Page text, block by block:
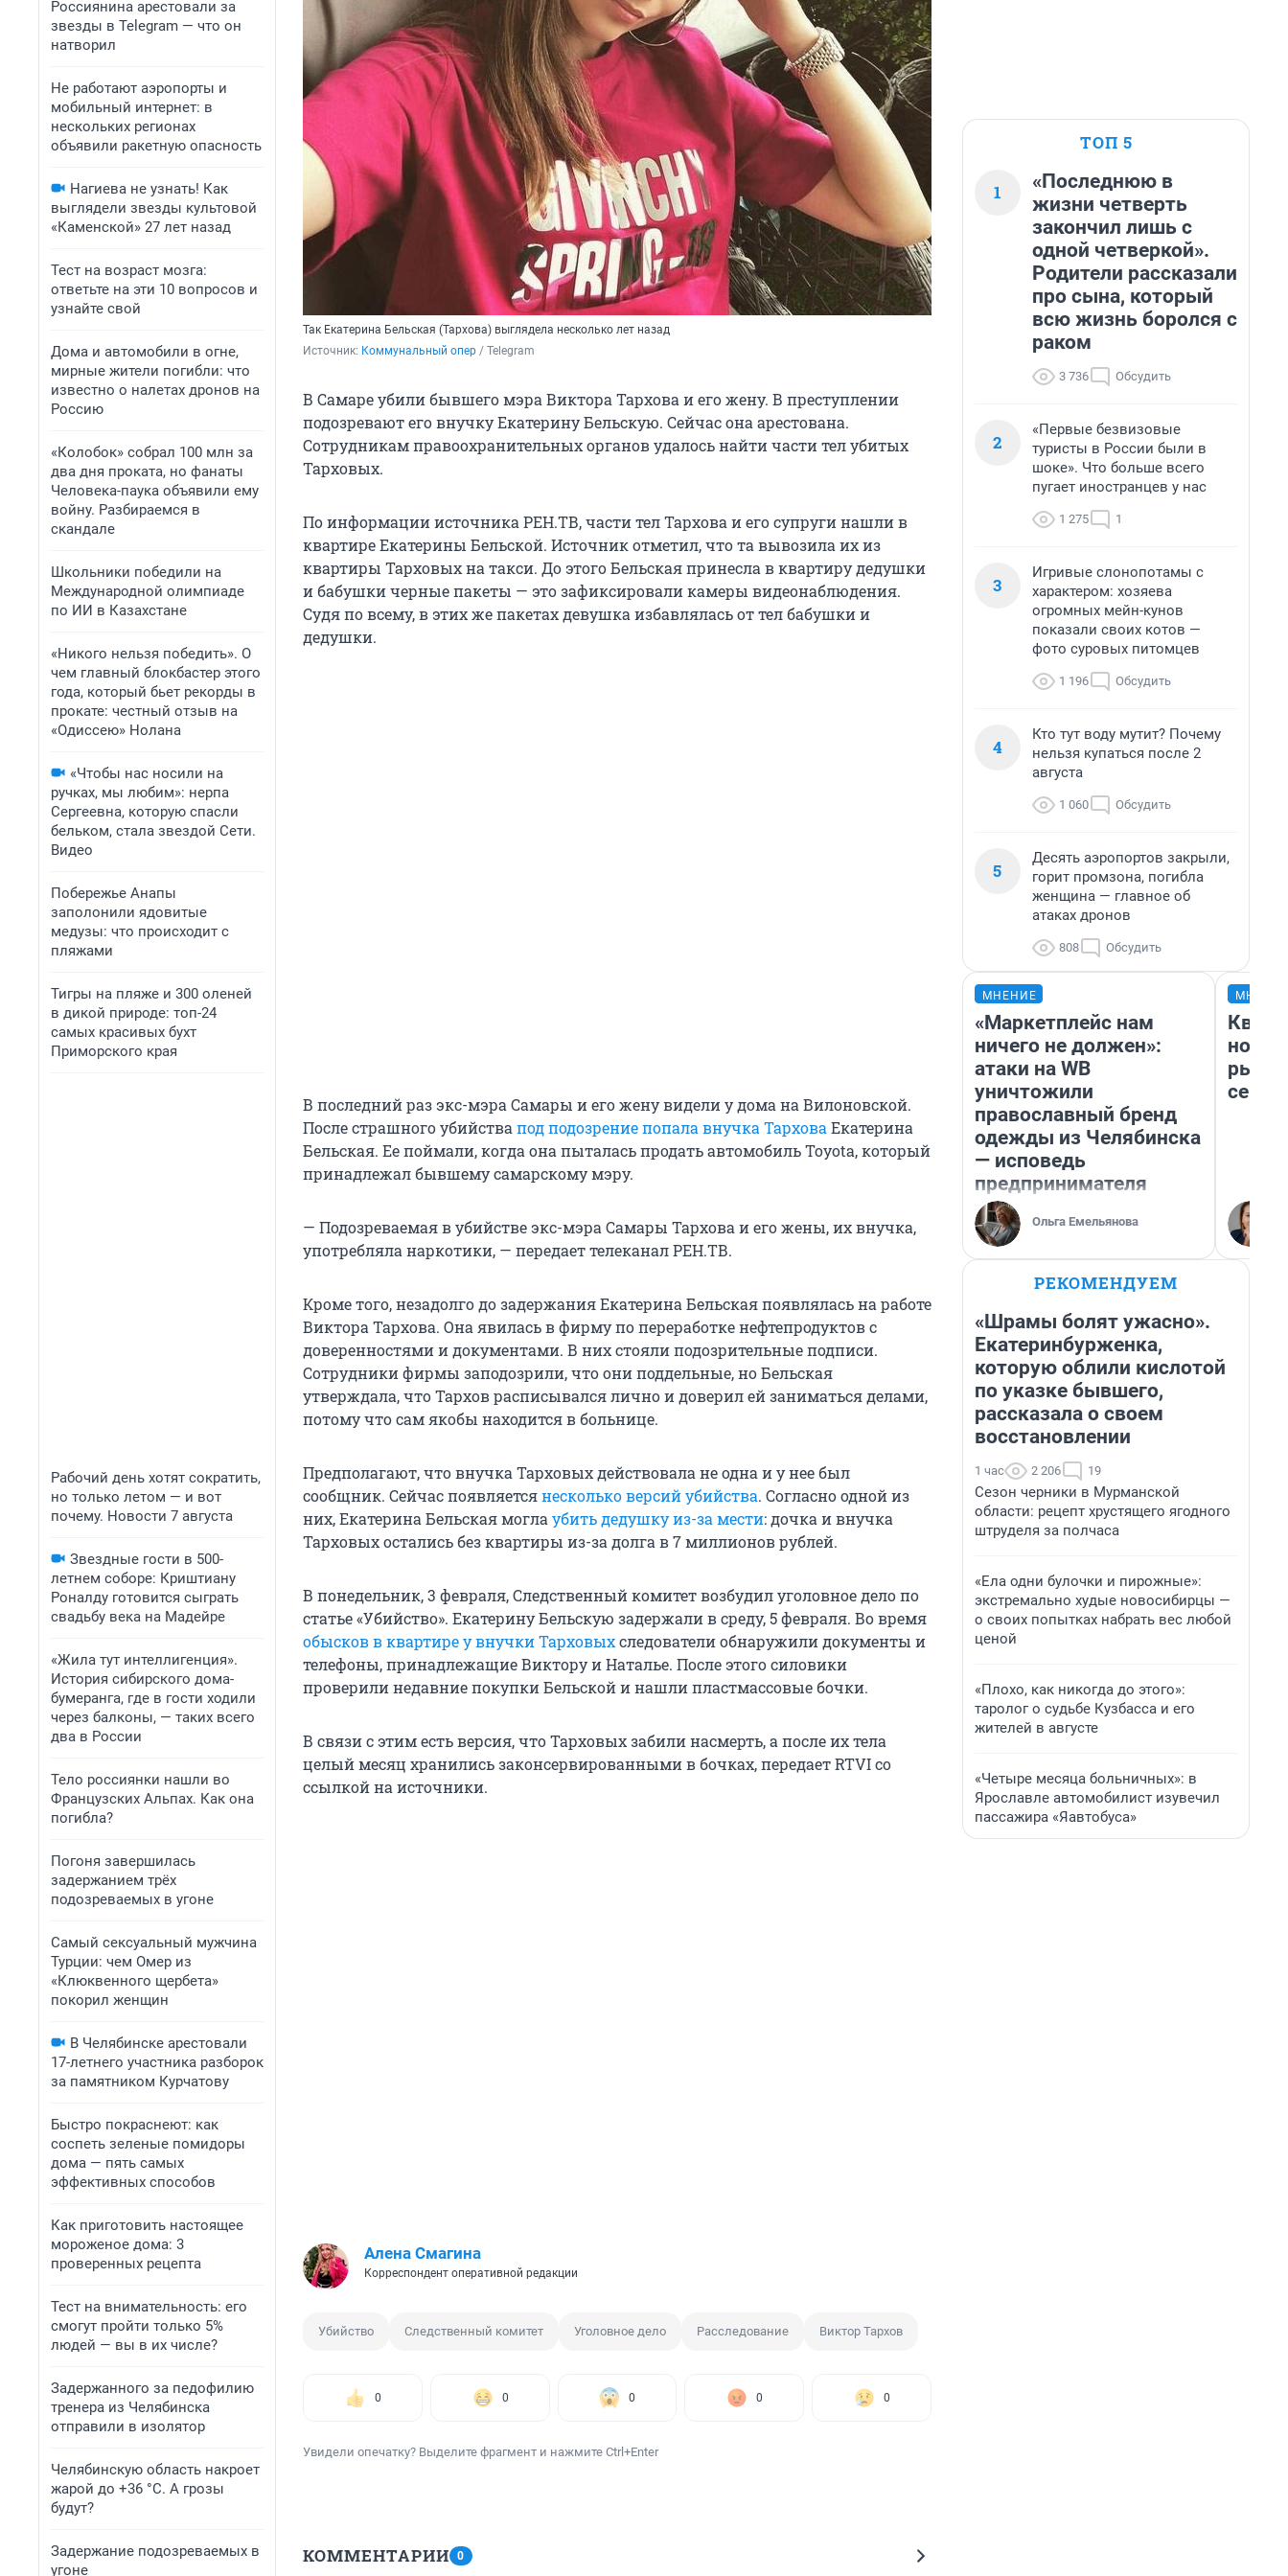
Россиянина арестовали за
звезды в Telegram — что он
натворил
Не работают аэропорты и
мобильный интернет: в
нескольких регионах
объявили ракетную опасность
Нагиева не узнать! Как
выглядели звезды культовой
«Каменской» 27 лет назад
Тест на возраст мозга:
ответьте на эти 10 вопросов и
узнайте свой
Дома и автомобили в огне,
мирные жители погибли: что
известно о налетах дронов на
Россию
«Колобок» собрал 100 млн за
два дня проката, но фанаты
Человека-паука объявили ему
войну. Разбираемся в
скандале
Школьники победили на
Международной олимпиаде
по ИИ в Казахстане
«Никого нельзя победить». О
чем главный блокбастер этого
года, который бьет рекорды в
прокате: честный отзыв на
«Одиссею» Нолана
«Чтобы нас носили на
ручках, мы любим»: нерпа
Сергеевна, которую спасли
бельком, стала звездой Сети.
Видео
Побережье Анапы
заполонили ядовитые
медузы: что происходит с
пляжами
Тигры на пляже и 300 оленей
в дикой природе: топ-24
самых красивых бухт
Приморского края
Рабочий день хотят сократить,
но только летом — и вот
почему. Новости 7 августа
Звездные гости в 500-
летнем соборе: Криштиану
Роналду готовится сыграть
свадьбу века на Мадейре
«Жила тут интеллигенция».
История сибирского дома-
бумеранга, где в гости ходили
через балконы, — таких всего
два в России
Тело россиянки нашли во
Французских Альпах. Как она
погибла?
Погоня завершилась
задержанием трёх
подозреваемых в угоне
Самый сексуальный мужчина
Турции: чем Омер из
«Клюквенного щербета»
покорил женщин
В Челябинске арестовали
17-летнего участника разборок
за памятником Курчатову
Быстро покраснеют: как
соспеть зеленые помидоры
дома — пять самых
эффективных способов
Как приготовить настоящее
мороженое дома: 3
проверенных рецепта
Тест на внимательность: его
смогут пройти только 5%
людей — вы в их числе?
Задержанного за педофилию
тренера из Челябинска
отправили в изолятор
Челябинскую область накроет
жарой до +36 °C. А грозы
будут?
Задержание подозреваемых в
угоне
Так Екатерина Бельская (Тархова) выглядела несколько лет назад
Источник: Коммунальный опер / Telegram
В Самаре убили бывшего мэра Виктора Тархова и его жену. В преступлении
подозревают его внучку Екатерину Бельскую. Сейчас она арестована.
Сотрудникам правоохранительных органов удалось найти части тел убитых
Тарховых.
По информации источника РЕН.ТВ, части тел Тархова и его супруги нашли в
квартире Екатерины Бельской. Источник отметил, что та вывозила их из
квартиры Тарховых на такси. До этого Бельская принесла в квартиру дедушки
и бабушки черные пакеты — это зафиксировали камеры видеонаблюдения.
Судя по всему, в этих же пакетах девушка избавлялась от тел бабушки и
дедушки.
В последний раз экс-мэра Самары и его жену видели у дома на Вилоновской.
После страшного убийства под подозрение попала внучка Тархова Екатерина
Бельская. Ее поймали, когда она пыталась продать автомобиль Toyota, который
принадлежал бывшему самарскому мэру.
— Подозреваемая в убийстве экс-мэра Самары Тархова и его жены, их внучка,
употребляла наркотики, — передает телеканал РЕН.ТВ.
Кроме того, незадолго до задержания Екатерина Бельская появлялась на работе
Виктора Тархова. Она явилась в фирму по переработке нефтепродуктов с
доверенностями и документами. В них стояли подозрительные подписи.
Сотрудники фирмы заподозрили, что они поддельные, но Бельская
утверждала, что Тархов расписывался лично и доверил ей заниматься делами,
потому что сам якобы находится в больнице.
Предполагают, что внучка Тарховых действовала не одна и у нее был
сообщник. Сейчас появляетсянесколько версий убийства. Согласно одной из
них, Екатерина Бельская могла убить дедушку из-за мести: дочка и внучка
Тарховых остались без квартиры из-за долга в 7 миллионов рублей.
В понедельник, 3 февраля, Следственный комитет возбудил уголовное дело по
статье «Убийство». Екатерину Бельскую задержали в среду, 5 февраля. Во время
обысков в квартире у внучки Тарховыхследователи обнаружили документы и
телефоны, принадлежащие Виктору и Наталье. После этого силовики
проверили недавние покупки Бельской и нашли пластмассовые бочки.
В связи с этим есть версия, что Тарховых забили насмерть, а после их тела
целый месяц хранились законсервированными в бочках, передает RTVI со
ссылкой на источники.
Алена Смагина
Корреспондент оперативной редакции
Убийство Следственный комитет Уголовное дело Расследование Виктор Тархов
0 0 0 0 0
Увидели опечатку? Выделите фрагмент и нажмите Ctrl+Enter
КОММЕНТАРИИ 0
ТОП 5
1
«Последнюю в
жизни четверть
закончил лишь с
одной четверкой».
Родители рассказали
про сына, который
всю жизнь боролся с
раком
3 736 Обсудить
2
«Первые безвизовые
туристы в России были в
шоке». Что больше всего
пугает иностранцев у нас
1 275 1
3
Игривые слонопотамы с
характером: хозяева
огромных мейн-кунов
показали своих котов —
фото суровых питомцев
1 196 Обсудить
4
Кто тут воду мутит? Почему
нельзя купаться после 2
августа
1 060 Обсудить
5
Десять аэропортов закрыли,
горит промзона, погибла
женщина — главное об
атаках дронов
808 Обсудить
МНЕНИЕ
«Маркетплейс нам
ничего не должен»:
атаки на WB
уничтожили
православный бренд
одежды из Челябинска
— исповедь
предпринимателя
Ольга Емельянова
но
РЕКОМЕНДУЕМ
«Шрамы болят ужасно».
Екатеринбурженка,
которую облили кислотой
по указке бывшего,
рассказала о своем
восстановлении
1 час 2 206 19
Сезон черники в Мурманской
области: рецепт хрустящего ягодного
штруделя за полчаса
«Ела одни булочки и пирожные»:
экстремально худые новосибирцы —
о своих попытках набрать вес любой
ценой
«Плохо, как никогда до этого»:
таролог о судьбе Кузбасса и его
жителей в августе
«Четыре месяца больничных»: в
Ярославле автомобилист изувечил
пассажира «Яавтобуса»